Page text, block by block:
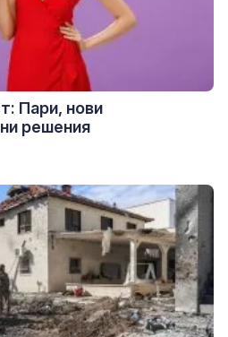
Пари, нови
решения